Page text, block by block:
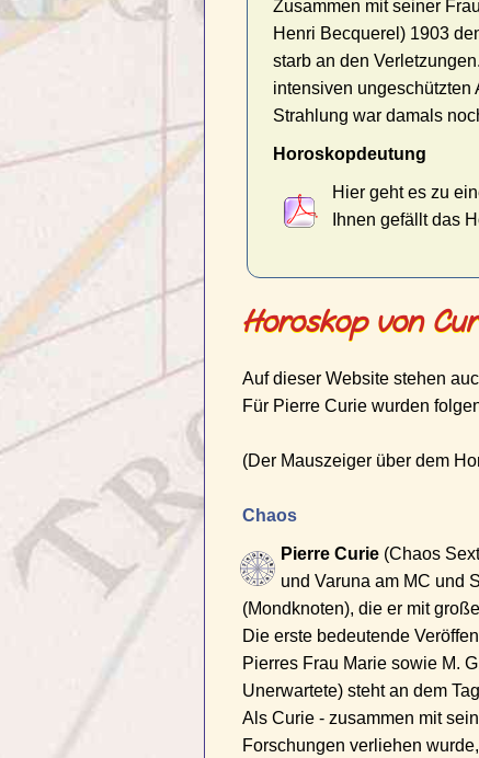
Zusammen mit seiner
Henri Becquerel) 1903
starb an den
intensiven ungeschützten
Strahlung war damals
Horoskopdeutung
Hier geht es zu
Ihnen gefällt das
Horoskop von
Auf dieser Website stehen
Für Pierre Curie wurden
(Der Mauszeiger über dem
Chaos
Pierre Curie(Chaos
und Varuna am MC und
(Mondknoten), die er mit
Die erste bedeutende
Pierres Frau Marie sowie M.
Unerwartete) steht an dem
Als Curie - zusammen mit
Forschungen verliehen